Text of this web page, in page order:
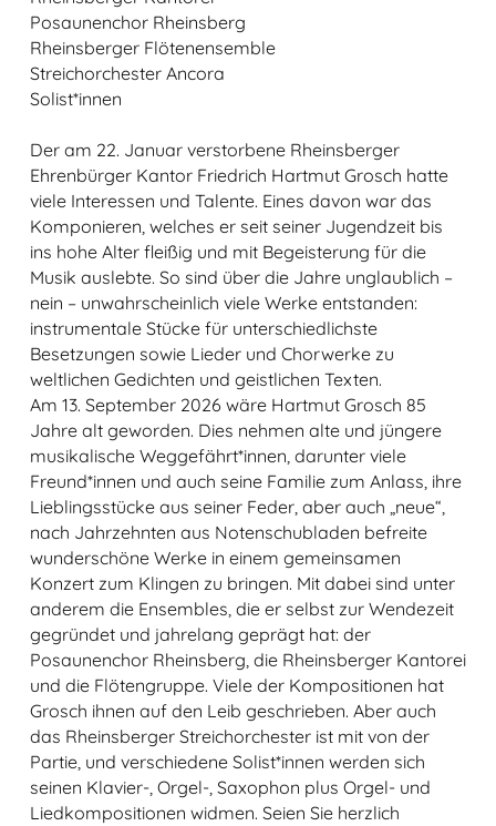
Posaunenchor Rheinsberg
Rheinsberger Flötenensemble
Streichorchester Ancora
Solist*innen
Der am 22. Januar verstorbene Rheinsberger
Ehrenbürger Kantor Friedrich Hartmut Grosch hatte
viele Interessen und Talente. Eines davon war das
Komponieren, welches er seit seiner Jugendzeit bis
ins hohe Alter fleißig und mit Begeisterung für die
Musik auslebte. So sind über die Jahre unglaublich –
nein – unwahrscheinlich viele Werke entstanden:
instrumentale Stücke für unterschiedlichste
Besetzungen sowie Lieder und Chorwerke zu
weltlichen Gedichten und geistlichen Texten.
Am 13. September 2026 wäre Hartmut Grosch 85
Jahre alt geworden. Dies nehmen alte und jüngere
musikalische Weggefährt*innen, darunter viele
Freund*innen und auch seine Familie zum Anlass, ihre
Lieblingsstücke aus seiner Feder, aber auch „neue“,
nach Jahrzehnten aus Notenschubladen befreite
wunderschöne Werke in einem gemeinsamen
Konzert zum Klingen zu bringen. Mit dabei sind unter
anderem die Ensembles, die er selbst zur Wendezeit
gegründet und jahrelang geprägt hat: der
Posaunenchor Rheinsberg, die Rheinsberger Kantorei
und die Flötengruppe. Viele der Kompositionen hat
Grosch ihnen auf den Leib geschrieben. Aber auch
das Rheinsberger Streichorchester ist mit von der
Partie, und verschiedene Solist*innen werden sich
seinen Klavier-, Orgel-, Saxophon plus Orgel- und
Liedkompositionen widmen. Seien Sie herzlich